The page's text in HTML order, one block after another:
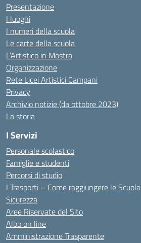
Presentazione
I luoghi
I numeri della scuola
Le carte della scuola
L’Artistico in Mostra
Organizzazione
Rete Licei Artistici Campani
Privacy
Archivio notizie (da ottobre 2023)
La storia
I Servizi
Personale scolastico
Famiglie e studenti
Percorsi di studio
I Trasporti – Come raggiungere le Scuola
Sicurezza
Aree Riservate del Sito
Albo on line
Amministrazione Trasparente